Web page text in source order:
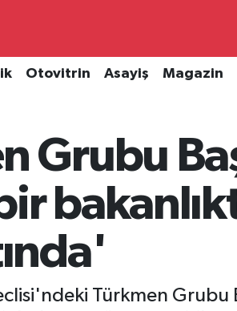
Otovitrin Asayiş Magazin
Grubu
Türkmen Grubu